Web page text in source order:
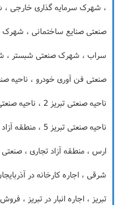
، شهرک سرمایه گذاری خارجی
صنعتی صنایع ساختمانی ،
سراب ، شهرک صنعتی شبستر
ناحیه صنعتی
ارس ، منطقه آزاد تجاری ،
شرقی ، اجاره کارخانه در
تبریز ، اجاره انبار در تبریز ،